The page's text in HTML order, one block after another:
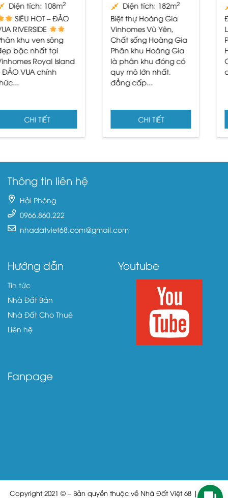
Diện tích: 182m
Biệt thự Hoàng Gia
Vinhomes Vũ Yên,
Chất sống Hoàng Gia
Phân khu Hoàng Gia
là phân khu đóng có
quy mô lớn nhất,
đẳng cấp...
CHI TIẾT
Diện tích: 70m
ĐÔI KHI LỠ HẸN 1 GIỜ –
LẦN SAU MUỐN GẶP
PHẢI CHỜ TRĂM NĂM
Hoang Huy
Commerce mang đến
cơ hội “trăm năm có...
CHI TIẾT
Thông tin liên hệ
Hải Phòng
0966.860.222
nhadatviet68.com@gmail.com
Hướng dẫn
Tin tức
Nhà Đất Bán
Nhà Đất Cho Thuê
Liên hệ
Youtube
Fanpage
Copyright 2021 © – Bản quyền thuộc về Nhà Đất Việt 68 | Cung